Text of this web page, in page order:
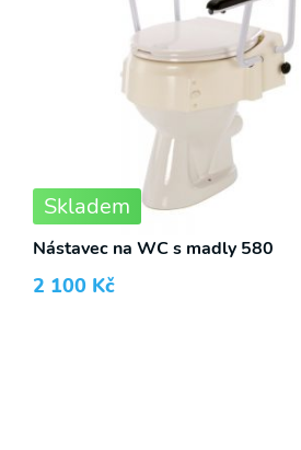
Skladem
Nástavec na WC s madly 580
2 100 Kč